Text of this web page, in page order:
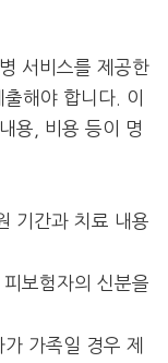
서비스를 제공한
해야 합니다. 이
용, 비용 등이 명
기간과 치료 내용
보험자의 신분을
가족일 경우 제